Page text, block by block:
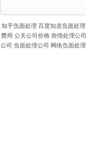
知乎负面处理 百度知道负面处理
费用 公关公司价格 舆情处理公司
公司 负面处理公司 网络负面处理